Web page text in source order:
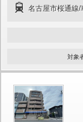
名古屋市桜通線
対象